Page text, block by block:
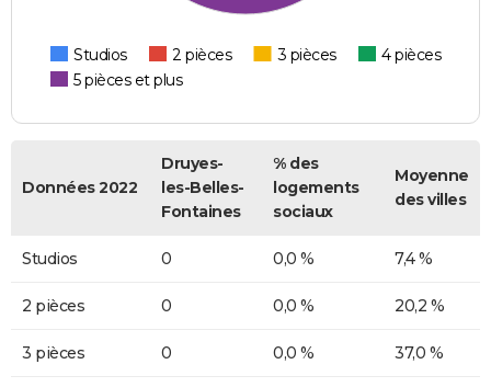
Studios 2 pièces 3 pièces
4 pièces
5 pièces et plus
Données 2022
Druyes-
les-Belles-
Fontaines
% des
logements
sociaux
Moyenne
des villes
Studios 0 0,0 % 7,4 %
2 pièces 0 0,0 % 20,2 %
3 pièces 0 0,0 % 37,0 %